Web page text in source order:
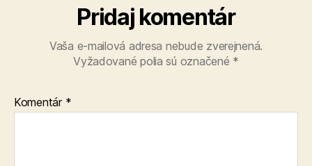
Pridaj komentár
Vaša e-mailová adresa nebude zverejnená.
Vyžadované polia sú označené *
Komentár *